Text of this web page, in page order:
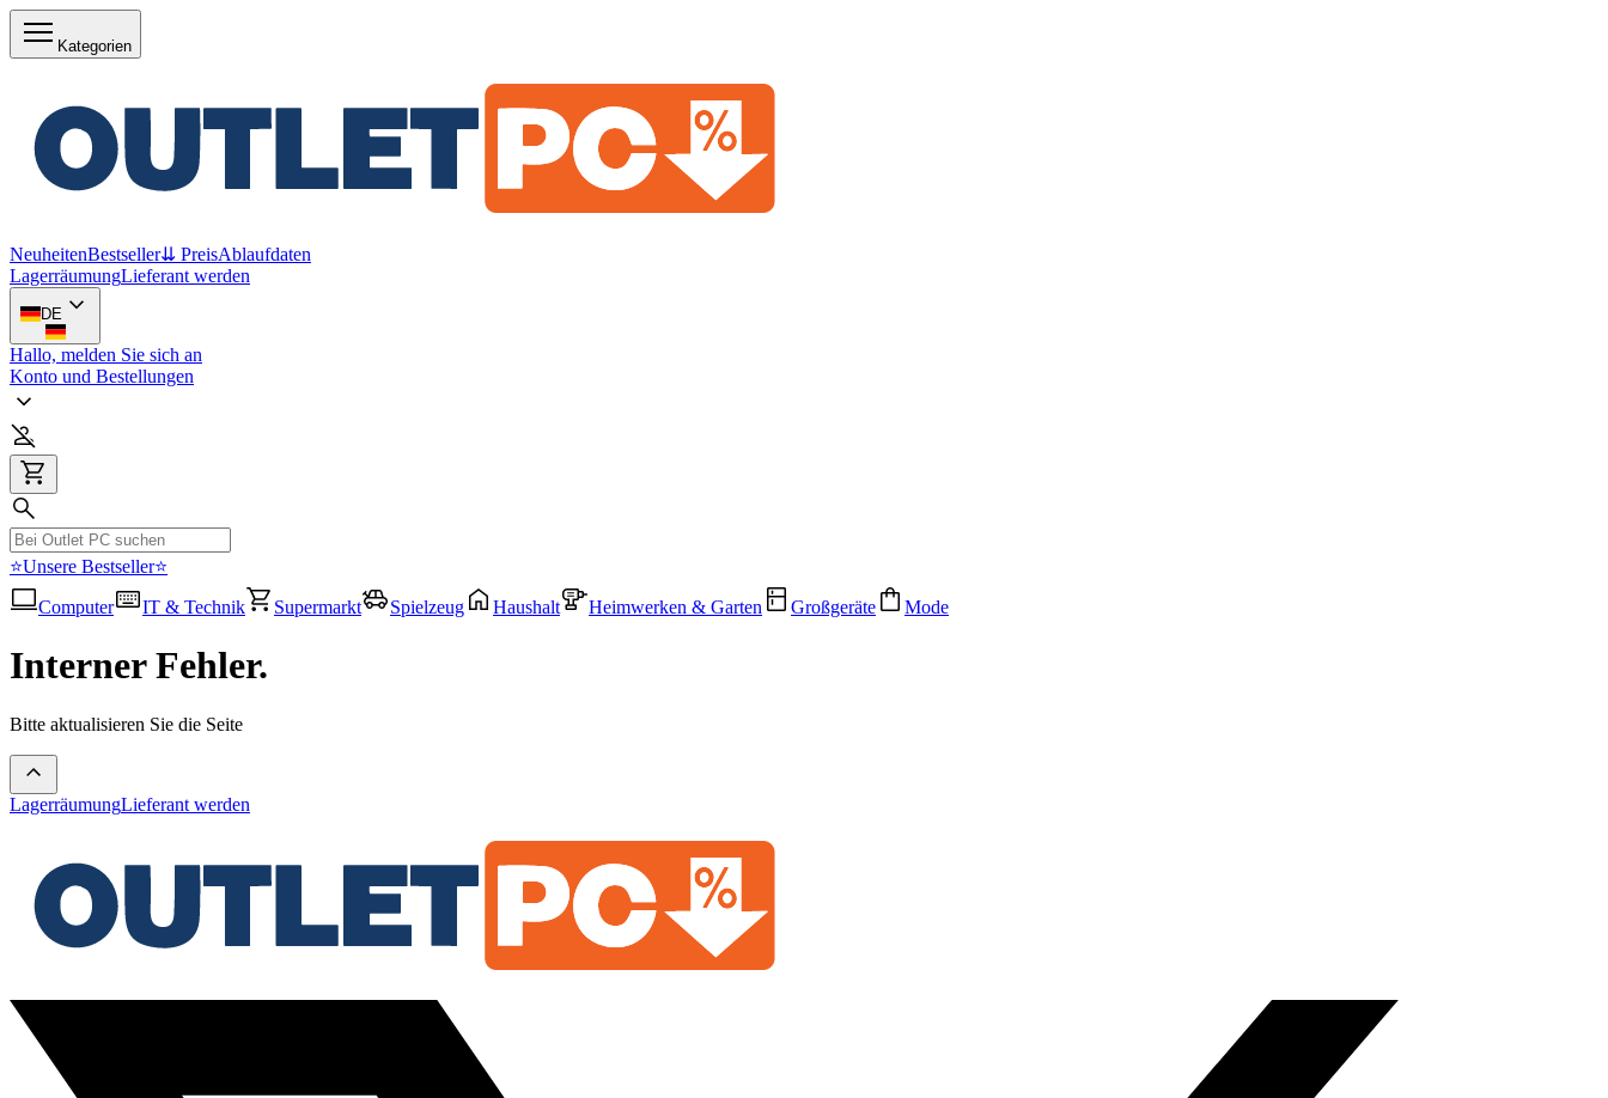
Kategorien
NeuheitenBestseller⇊ PreisAblaufdaten
LagerräumungLieferant werden
DE
Hallo, melden Sie sich an
Konto und Bestellungen
⭐Unsere Bestseller⭐
Computer
IT & Technik Supermarkt Spielzeug Haushalt Heimwerken & Garten Großgeräte Mode
Interner Fehler.
Bitte aktualisieren Sie die Seite
LagerräumungLieferant werden